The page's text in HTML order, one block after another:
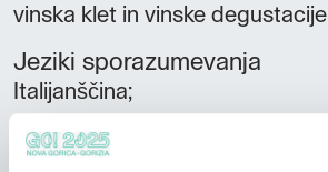
vinska klet in vinske degustacije
Jeziki sporazumevanja
Italijanščina;
Število sob